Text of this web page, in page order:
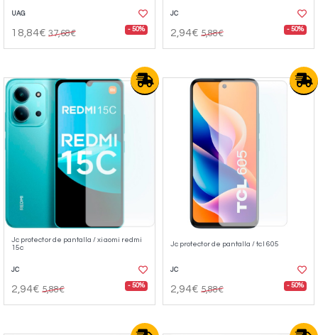
UAG
18,84€ 37,68€ - 50%
JC
2,94€ 5,88€ - 50%
Jc protector de pantalla / xiaomi redmi
15c
JC
2,94€ 5,88€ - 50%
Jc protector de pantalla / tcl 605
JC
2,94€ 5,88€ - 50%